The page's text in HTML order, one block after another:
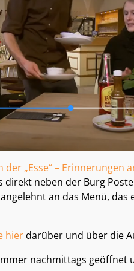
der „Esse“ – Erinnerungen
neben der Burg
angelehnt an das Menü,
hierdarüber und über die
nachmittags geöffnet